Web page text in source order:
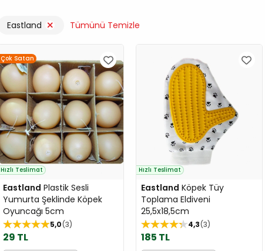
Eastland Tümünü Temizle
Çok Satan
Hızlı Teslimat
Eastland Plastik Sesli
Yumurta Şeklinde Köpek
Oyuncağı 5cm
5,0 3
29 TL
Hızlı Teslimat
Eastland Köpek Tüy
Toplama Eldiveni
25,5x18,5cm
4,3 3
185 TL